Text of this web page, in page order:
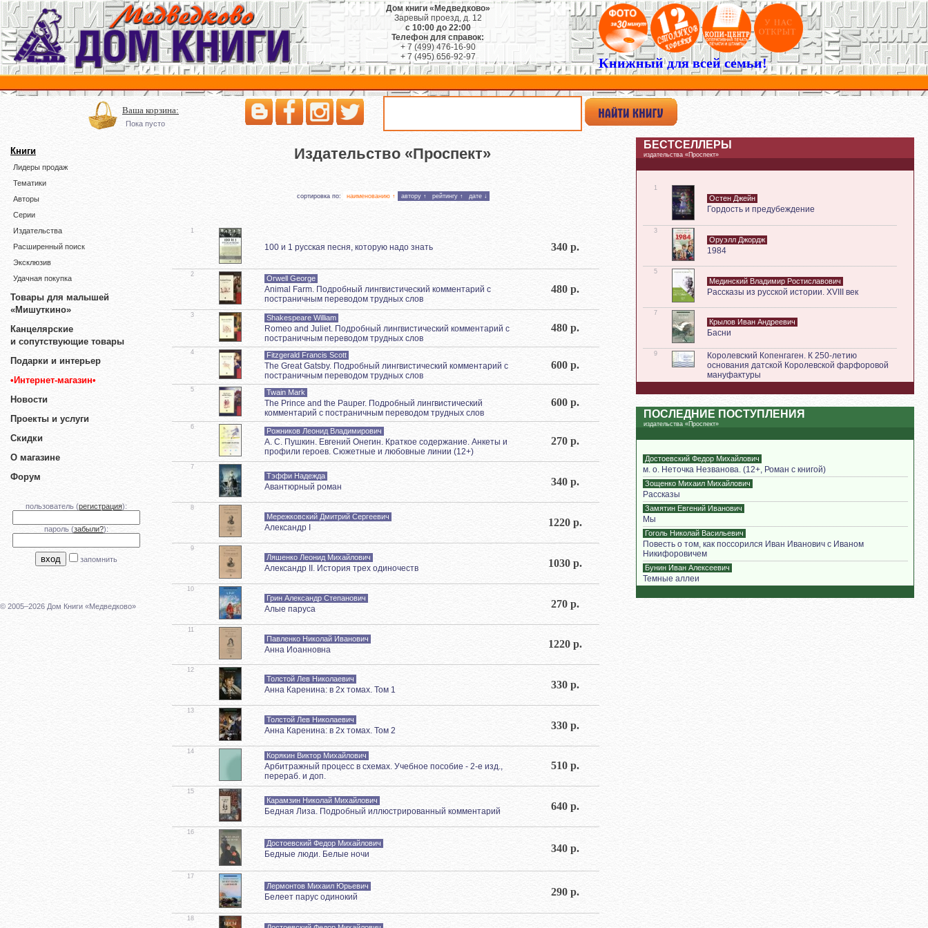
Дом книги «Медведково»
Заревый проезд, д. 12
с 10:00 до 22:00
Телефон для справок:
+ 7 (499) 476-16-90
+ 7 (495) 656-92-97
Книжный для всей семьи!
Ваша корзина:
Пока пусто
Книги
Лидеры продаж
Тематики
Авторы
Серии
Издательства
Расширенный поиск
Эксклюзив
Удачная покупка
Товары для малышей
«Мишуткино»
Канцелярские
и сопутствующие товары
Подарки и интерьер
•Интернет-магазин•
Новости
Проекты и услуги
Скидки
О магазине
Форум
пользователь (регистрация):
пароль (забыли?):
запомнить
© 2005–2026 Дом Книги «Медведково»
Издательство «Проспект»
сортировка по: наименованию ↑ автору ↑ рейтингу ↑ дате ↓
1
100 и 1 русская песня, которую надо знать 340 р.
2 Orwell George
Animal Farm. Подробный лингвистический комментарий с
постраничным переводом трудных слов
480 р.
3 Shakespeare William
Romeo and Juliet. Подробный лингвистический комментарий с
постраничным переводом трудных слов
480 р.
4 Fitzgerald Francis Scott
The Great Gatsby. Подробный лингвистический комментарий с
постраничным переводом трудных слов
600 р.
5 Twain Mark
The Prince and the Pauper. Подробный лингвистический
комментарий с постраничным переводом трудных слов
600 р.
6 Рожников Леонид Владимирович
А. С. Пушкин. Евгений Онегин. Краткое содержание. Анкеты и
профили героев. Сюжетные и любовные линии (12+)
270 р.
7
Тэффи Надежда
Авантюрный роман 340 р.
8
Мережковский Дмитрий Сергеевич
Александр I 1220 р.
9
Ляшенко Леонид Михайлович
Александр II. История трех одиночеств 1030 р.
10
Грин Александр Степанович
Алые паруса 270 р.
11
Павленко Николай Иванович
Анна Иоанновна 1220 р.
12
Толстой Лев Николаевич
Анна Каренина: в 2х томах. Том 1 330 р.
13
Толстой Лев Николаевич
Анна Каренина: в 2х томах. Том 2 330 р.
14 Корякин Виктор Михайлович
Арбитражный процесс в схемах. Учебное пособие - 2-е изд.,
перераб. и доп.
510 р.
15
Карамзин Николай Михайлович
Бедная Лиза. Подробный иллюстрированный комментарий 640 р.
16
Достоевский Федор Михайлович
Бедные люди. Белые ночи 340 р.
17
Лермонтов Михаил Юрьевич
Белеет парус одинокий 290 р.
18
БЕСТСЕЛЛЕРЫ
издательства «Проспект»
1
Остен Джейн
Гордость и предубеждение
3
Оруэлл Джордж
1984
5
Мединский Владимир Ростиславович
Рассказы из русской истории. XVIII век
7
Крылов Иван Андреевич
Басни
9
Королевский Копенгаген. К 250-летию
основания датской Королевской фарфоровой
мануфактуры
ПОСЛЕДНИЕ ПОСТУПЛЕНИЯ
издательства «Проспект»
Достоевский Федор Михайлович
м. о. Неточка Незванова. (12+, Роман с книгой)
Зощенко Михаил Михайлович
Рассказы
Замятин Евгений Иванович
Мы
Гоголь Николай Васильевич
Повесть о том, как поссорился Иван Иванович с Иваном
Никифоровичем
Бунин Иван Алексеевич
Темные аллеи